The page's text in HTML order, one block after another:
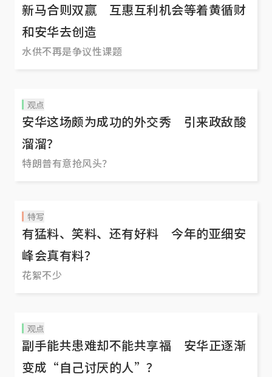
新马合则双赢 互惠互利机会等着黄循财
和安华去创造
水供不再是争议性课题
观点
安华这场颇为成功的外交秀 引来政敌酸
溜溜？
特朗普有意抢风头？
特写
有猛料、笑料、还有好料 今年的亚细安
峰会真有料？
花絮不少
观点
副手能共患难却不能共享福 安华正逐渐
变成“自己讨厌的人”？